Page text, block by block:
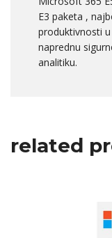
E3 paketa ,
produktivnosti
naprednu
analitiku.
related